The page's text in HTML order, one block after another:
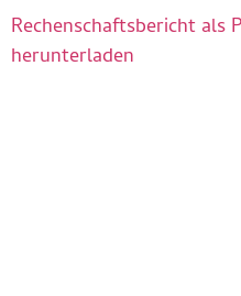
Rechenschaftsbericht als
herunterladen